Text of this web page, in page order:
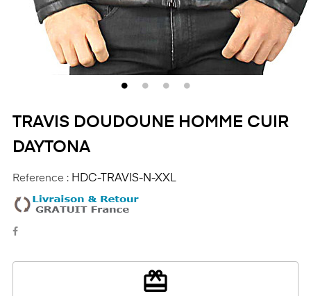
TRAVIS DOUDOUNE HOMME CUIR
DAYTONA
Reference : HDC-TRAVIS-N-XXL
redeem